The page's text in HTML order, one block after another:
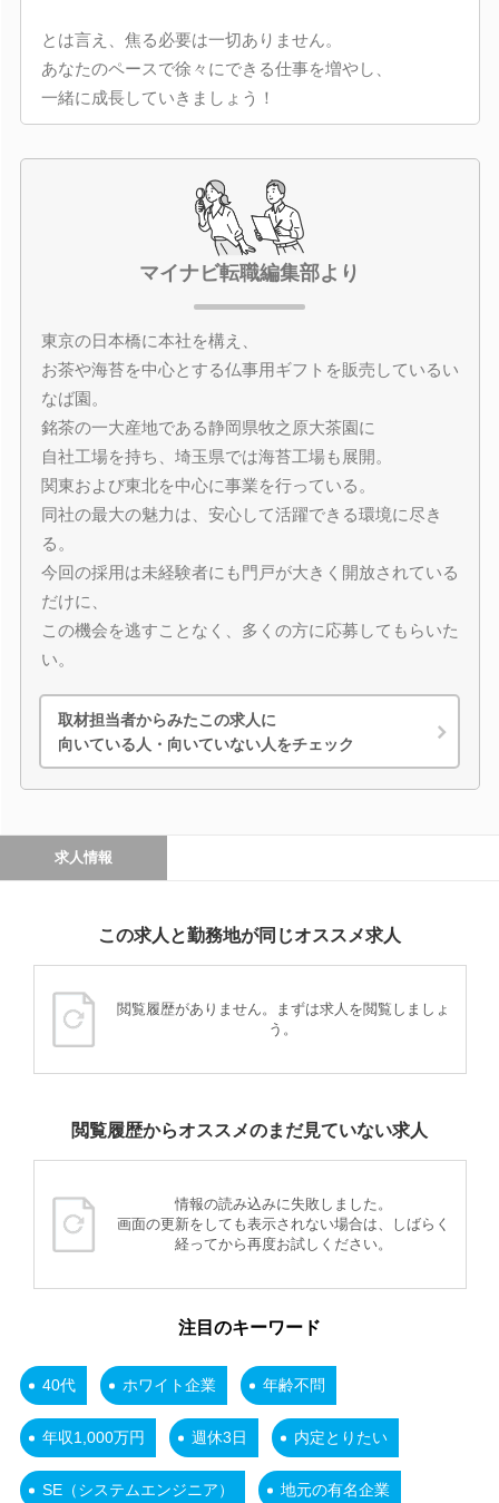
とは言え、焦る必要は一切ありません。
あなたのペースで徐々にできる仕事を増やし、
一緒に成長していきましょう！
マイナビ転職編集部より
東京の日本橋に本社を構え、
お茶や海苔を中心とする仏事用ギフトを販売しているい
なば園。
銘茶の一大産地である静岡県牧之原大茶園に
自社工場を持ち、埼玉県では海苔工場も展開。
関東および東北を中心に事業を行っている。
同社の最大の魅力は、安心して活躍できる環境に尽き
る。
今回の採用は未経験者にも門戸が大きく開放されている
だけに、
この機会を逃すことなく、多くの方に応募してもらいた
い。
取材担当者からみたこの求人に
向いている人・向いていない人をチェック
求人情報
この求人と勤務地が同じオススメ求人
閲覧履歴がありません。まずは求人を閲覧しましょ
う。
閲覧履歴からオススメのまだ見ていない求人
情報の読み込みに失敗しました。
画面の更新をしても表示されない場合は、しばらく
経ってから再度お試しください。
注目のキーワード
40代 ホワイト企業 年齢不問
年収1,000万円 週休3日 内定とりたい
SE（システムエンジニア） 地元の有名企業